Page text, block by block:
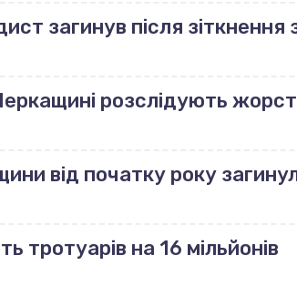
загинув після
розслідують
від початку року
тротуарів на 16 мільйонів